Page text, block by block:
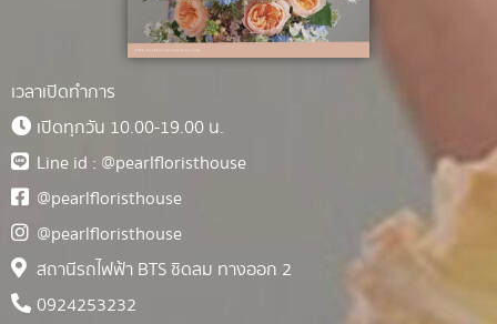
เวลาเปิดทำการ
เปิดทุกวัน 10.00-19.00 น.
Line id : @pearlfloristhouse
@pearlfloristhouse
@pearlfloristhouse
สถานีรถไฟฟ้า BTS ชิดลม ทางออก 2
0924253232